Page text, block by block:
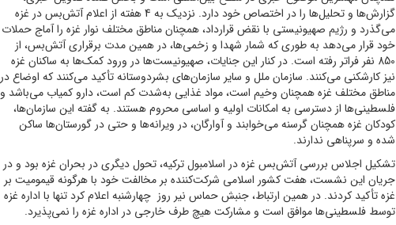
گزارش‌ها و تحلیل‌ها را در اختصاص خود دارد. نزدیک به 4 هفته از اعلام آتش‌بس در غزه
می‌گذرد و رژیم صهیونیستی با نقض قرارداد، همچنان مناطق مختلف نوار غزه را آماج حملات
خود قرار می‌دهد به طوری که شمار شهدا و زخمی‌ها، در همین مدت برقراری آتش‌بس، از
850 نفر فراتر رفته است. در کنار این جنایات، صهیونیست‌ها در ورود کمک‌ها به ساکنان غزه
نیز کارشکنی می‌کنند. سازمان ملل و سایر سازمان‌های بشردوستانه تأکید می‌کنند که اوضاع در
مناطق مختلف غزه همچنان وخیم است، مواد غذایی به‌شدت کم است، دارو کمیاب می‌باشد و
فلسطینی‌ها از دسترسی به امکانات اولیه و اساسی محروم هستند. به گفته این سازمان‌ها،
کودکان غزه همچنان گرسنه می‌خوابند و آوارگان، در ویرانه‌ها و حتی در گورستان‌ها ساکن
شده‌ و سرپناهی ندارند.
تشکیل اجلاس بررسی آتش‌بس غزه در اسلامبول ترکیه، تحول دیگری در بحران غزه بود و در
جریان این نشست، هفت کشور اسلامی شرکت‌کننده بر مخالفت خود با هرگونه قیمومیت بر
غزه تأکید کردند. در همین ارتباط، جنبش حماس نیر روز چهارشنبه اعلام کرد تنها با اداره غزه
توسط فلسطینی‌ها موافق است و مشارکت هیچ طرف خارجی در اداره غزه را نمی‌پذیرد.